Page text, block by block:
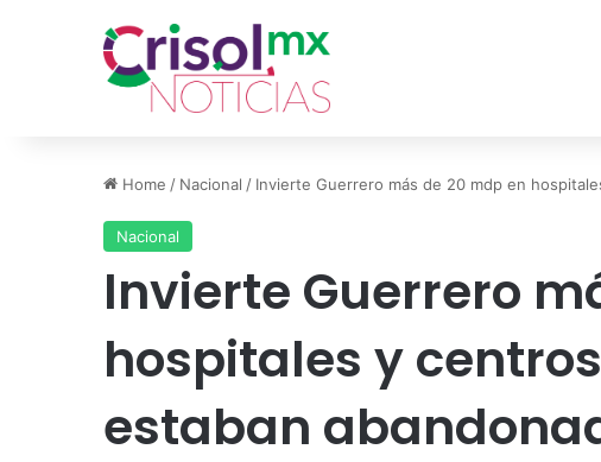
Home / Nacional / Invierte Guerrero más de 20 mdp en
Nacional
Invierte Guerrero
hospitales y
estaban